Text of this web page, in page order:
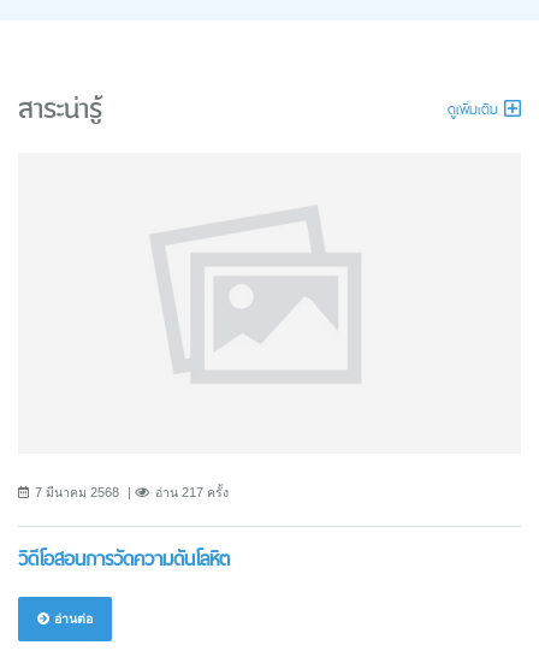
สาระน่ารู้ ดูเพิ่มเติม
7 มีนาคม 2568 อ่าน 217 ครั้ง
วิดีโอสอนการวัดความดันโลหิต
อ่านต่อ